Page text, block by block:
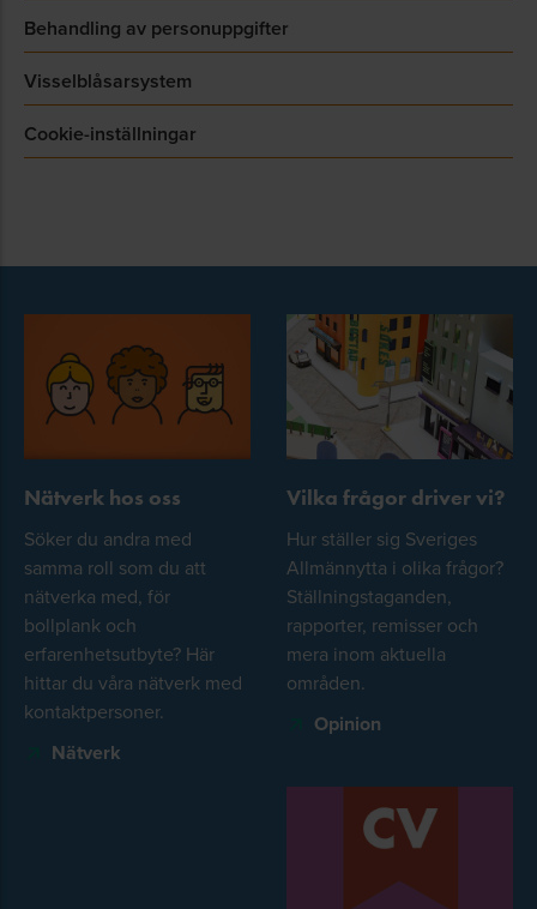
Behandling av personuppgifter
Visselblåsarsystem
Cookie-inställningar
Nätverk hos oss
Söker du andra med
samma roll som du att
nätverka med, för
bollplank och
erfarenhetsutbyte? Här
hittar du våra nätverk med
kontaktpersoner.
Nätverk
Vilka frågor driver vi?
Hur ställer sig Sveriges
Allmännytta i olika frågor?
Ställningstaganden,
rapporter, remisser och
mera inom aktuella
områden.
Opinion